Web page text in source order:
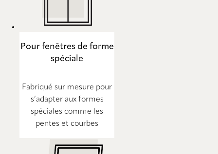
Pour fenêtres de forme
spéciale
Fabriqué sur mesure pour
s’adapter aux formes
spéciales comme les
pentes et courbes